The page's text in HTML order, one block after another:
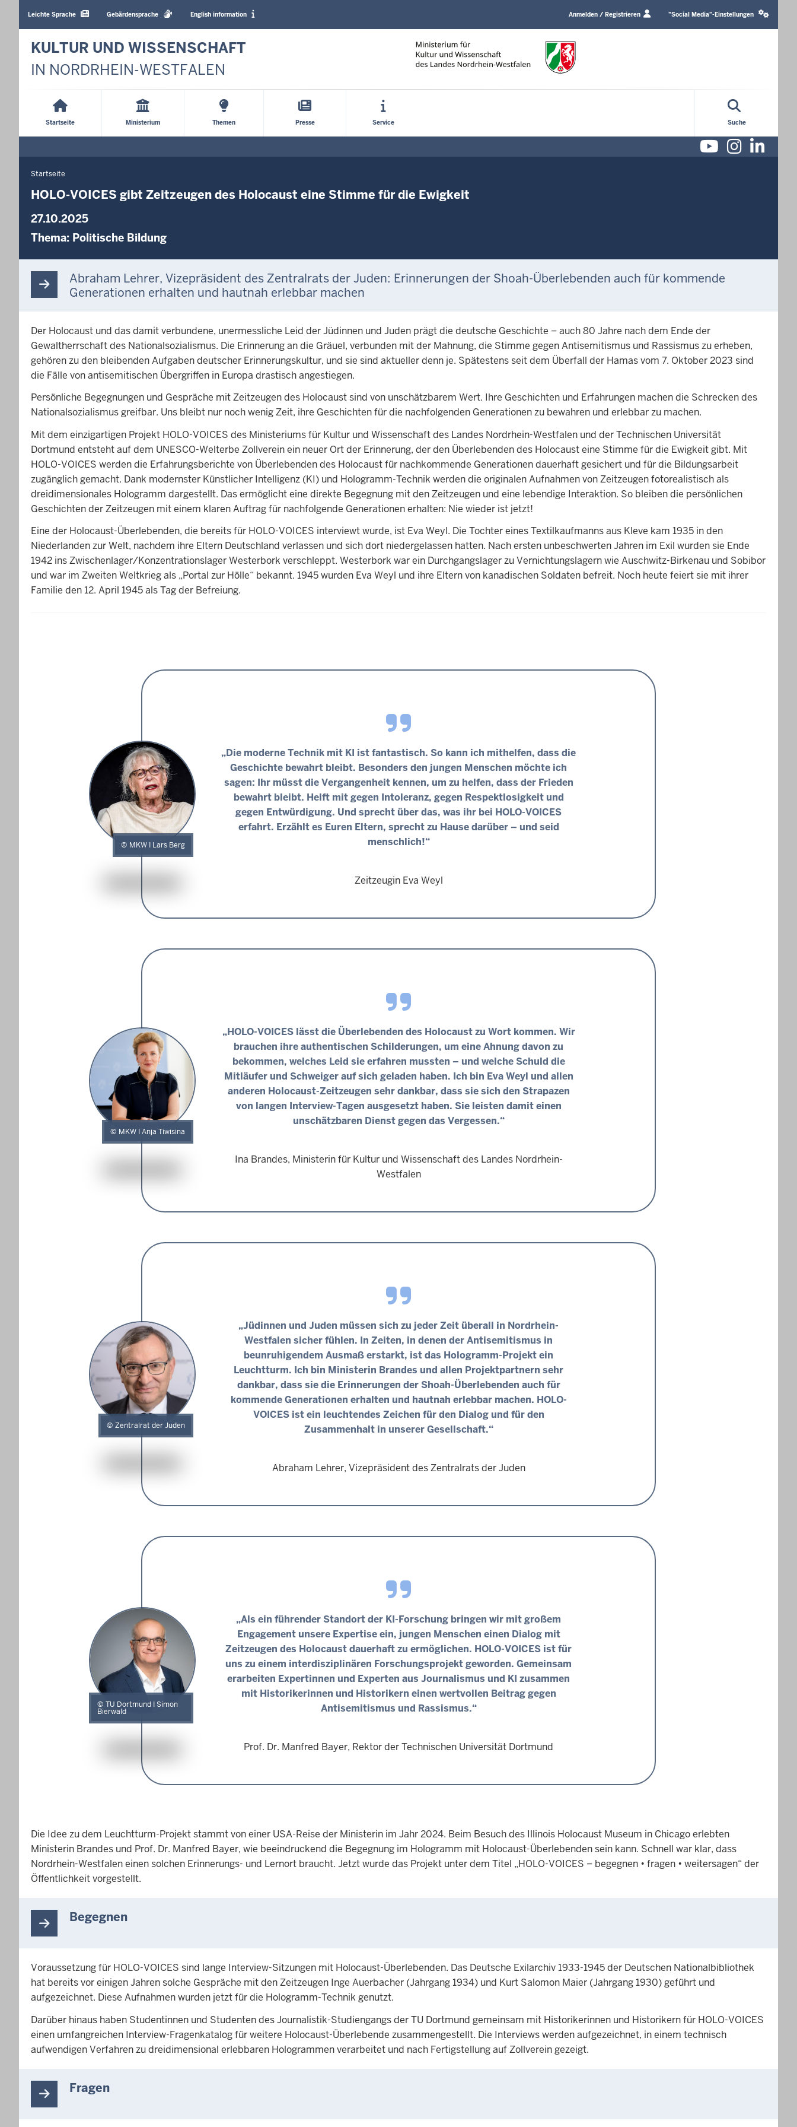
Sprachen
Leichte Sprache Gebärdensprache English information Anmelden / Registrieren
media
"Social Media"-Einstellungen
KULTUR UND WISSENSCHAFT
IN NORDRHEIN-WESTFALEN
Startseite Ministerium Themen Presse Service Suche
Youtube
Sie
befinden
hier
Startseite
HOLO-VOICES gibt Zeitzeugen des Holocaust eine Stimme für die Ewigkeit
27.10.2025
Thema: Politische Bildung
Abraham Lehrer, Vizepräsident des Zentralrats der Juden: Erinnerungen der Shoah-Überlebenden auch für kommende
Generationen erhalten und hautnah erlebbar machen
Der Holocaust und das damit verbundene, unermessliche Leid der Jüdinnen und Juden prägt die deutsche Geschichte – auch 80 Jahre nach dem Ende der
Gewaltherrschaft des Nationalsozialismus. Die Erinnerung an die Gräuel, verbunden mit der Mahnung, die Stimme gegen Antisemitismus und Rassismus zu erheben,
gehören zu den bleibenden Aufgaben deutscher Erinnerungskultur, und sie sind aktueller denn je. Spätestens seit dem Überfall der Hamas vom 7. Oktober 2023 sind
die Fälle von antisemitischen Übergriffen in Europa drastisch angestiegen.
Persönliche Begegnungen und Gespräche mit Zeitzeugen des Holocaust sind von unschätzbarem Wert. Ihre Geschichten und Erfahrungen machen die Schrecken des
Nationalsozialismus greifbar. Uns bleibt nur noch wenig Zeit, ihre Geschichten für die nachfolgenden Generationen zu bewahren und erlebbar zu machen.
Mit dem einzigartigen Projekt HOLO-VOICES des Ministeriums für Kultur und Wissenschaft des Landes Nordrhein-Westfalen und der Technischen Universität
Dortmund entsteht auf dem UNESCO-Welterbe Zollverein ein neuer Ort der Erinnerung, der den Überlebenden des Holocaust eine Stimme für die Ewigkeit gibt. Mit
HOLO-VOICES werden die Erfahrungsberichte von Überlebenden des Holocaust für nachkommende Generationen dauerhaft gesichert und für die Bildungsarbeit
zugänglich gemacht. Dank modernster Künstlicher Intelligenz (KI) und Hologramm-Technik werden die originalen Aufnahmen von Zeitzeugen fotorealistisch als
dreidimensionales Hologramm dargestellt. Das ermöglicht eine direkte Begegnung mit den Zeitzeugen und eine lebendige Interaktion. So bleiben die persönlichen
Geschichten der Zeitzeugen mit einem klaren Auftrag für nachfolgende Generationen erhalten: Nie wieder ist jetzt!
Eine der Holocaust-Überlebenden, die bereits für HOLO-VOICES interviewt wurde, ist Eva Weyl. Die Tochter eines Textilkaufmanns aus Kleve kam 1935 in den
Niederlanden zur Welt, nachdem ihre Eltern Deutschland verlassen und sich dort niedergelassen hatten. Nach ersten unbeschwerten Jahren im Exil wurden sie Ende
1942 ins Zwischenlager/Konzentrationslager Westerbork verschleppt. Westerbork war ein Durchgangslager zu Vernichtungslagern wie Auschwitz-Birkenau und Sobibor
und war im Zweiten Weltkrieg als „Portal zur Hölle“ bekannt. 1945 wurden Eva Weyl und ihre Eltern von kanadischen Soldaten befreit. Noch heute feiert sie mit ihrer
Familie den 12. April 1945 als Tag der Befreiung.
MKW I Lars Berg
„Die moderne Technik mit KI ist fantastisch. So kann ich mithelfen, dass die
Geschichte bewahrt bleibt. Besonders den jungen Menschen möchte ich
sagen: Ihr müsst die Vergangenheit kennen, um zu helfen, dass der Frieden
bewahrt bleibt. Helft mit gegen Intoleranz, gegen Respektlosigkeit und
gegen Entwürdigung. Und sprecht über das, was ihr bei HOLO-VOICES
erfahrt. Erzählt es Euren Eltern, sprecht zu Hause darüber – und seid
menschlich!“
Zeitzeugin Eva Weyl
MKW I Anja Tiwisina
„HOLO-VOICES lässt die Überlebenden des Holocaust zu Wort kommen. Wir
brauchen ihre authentischen Schilderungen, um eine Ahnung davon zu
bekommen, welches Leid sie erfahren mussten – und welche Schuld die
Mitläufer und Schweiger auf sich geladen haben. Ich bin Eva Weyl und allen
anderen Holocaust-Zeitzeugen sehr dankbar, dass sie sich den Strapazen
von langen Interview-Tagen ausgesetzt haben. Sie leisten damit einen
unschätzbaren Dienst gegen das Vergessen.“
Ina Brandes, Ministerin für Kultur und Wissenschaft des Landes Nordrhein-
Westfalen
Zentralrat der Juden
„Jüdinnen und Juden müssen sich zu jeder Zeit überall in Nordrhein-
Westfalen sicher fühlen. In Zeiten, in denen der Antisemitismus in
beunruhigendem Ausmaß erstarkt, ist das Hologramm-Projekt ein
Leuchtturm. Ich bin Ministerin Brandes und allen Projektpartnern sehr
dankbar, dass sie die Erinnerungen der Shoah-Überlebenden auch für
kommende Generationen erhalten und hautnah erlebbar machen. HOLO-
VOICES ist ein leuchtendes Zeichen für den Dialog und für den
Zusammenhalt in unserer Gesellschaft.“
Abraham Lehrer, Vizepräsident des Zentralrats der Juden
TU Dortmund I Simon
Bierwald
„Als ein führender Standort der KI-Forschung bringen wir mit großem
Engagement unsere Expertise ein, jungen Menschen einen Dialog mit
Zeitzeugen des Holocaust dauerhaft zu ermöglichen. HOLO-VOICES ist für
uns zu einem interdisziplinären Forschungsprojekt geworden. Gemeinsam
erarbeiten Expertinnen und Experten aus Journalismus und KI zusammen
mit Historikerinnen und Historikern einen wertvollen Beitrag gegen
Antisemitismus und Rassismus.“
Prof. Dr. Manfred Bayer, Rektor der Technischen Universität Dortmund
Die Idee zu dem Leuchtturm-Projekt stammt von einer USA-Reise der Ministerin im Jahr 2024. Beim Besuch des Illinois Holocaust Museum in Chicago erlebten
Ministerin Brandes und Prof. Dr. Manfred Bayer, wie beeindruckend die Begegnung im Hologramm mit Holocaust-Überlebenden sein kann. Schnell war klar, dass
Nordrhein-Westfalen einen solchen Erinnerungs- und Lernort braucht. Jetzt wurde das Projekt unter dem Titel „HOLO-VOICES – begegnen • fragen • weitersagen“ der
Öffentlichkeit vorgestellt.
Begegnen
Voraussetzung für HOLO-VOICES sind lange Interview-Sitzungen mit Holocaust-Überlebenden. Das Deutsche Exilarchiv 1933-1945 der Deutschen Nationalbibliothek
hat bereits vor einigen Jahren solche Gespräche mit den Zeitzeugen Inge Auerbacher (Jahrgang 1934) und Kurt Salomon Maier (Jahrgang 1930) geführt und
aufgezeichnet. Diese Aufnahmen wurden jetzt für die Hologramm-Technik genutzt.
Darüber hinaus haben Studentinnen und Studenten des Journalistik-Studiengangs der TU Dortmund gemeinsam mit Historikerinnen und Historikern für HOLO-VOICES
einen umfangreichen Interview-Fragenkatalog für weitere Holocaust-Überlebende zusammengestellt. Die Interviews werden aufgezeichnet, in einem technisch
aufwendigen Verfahren zu dreidimensional erlebbaren Hologrammen verarbeitet und nach Fertigstellung auf Zollverein gezeigt.
Fragen